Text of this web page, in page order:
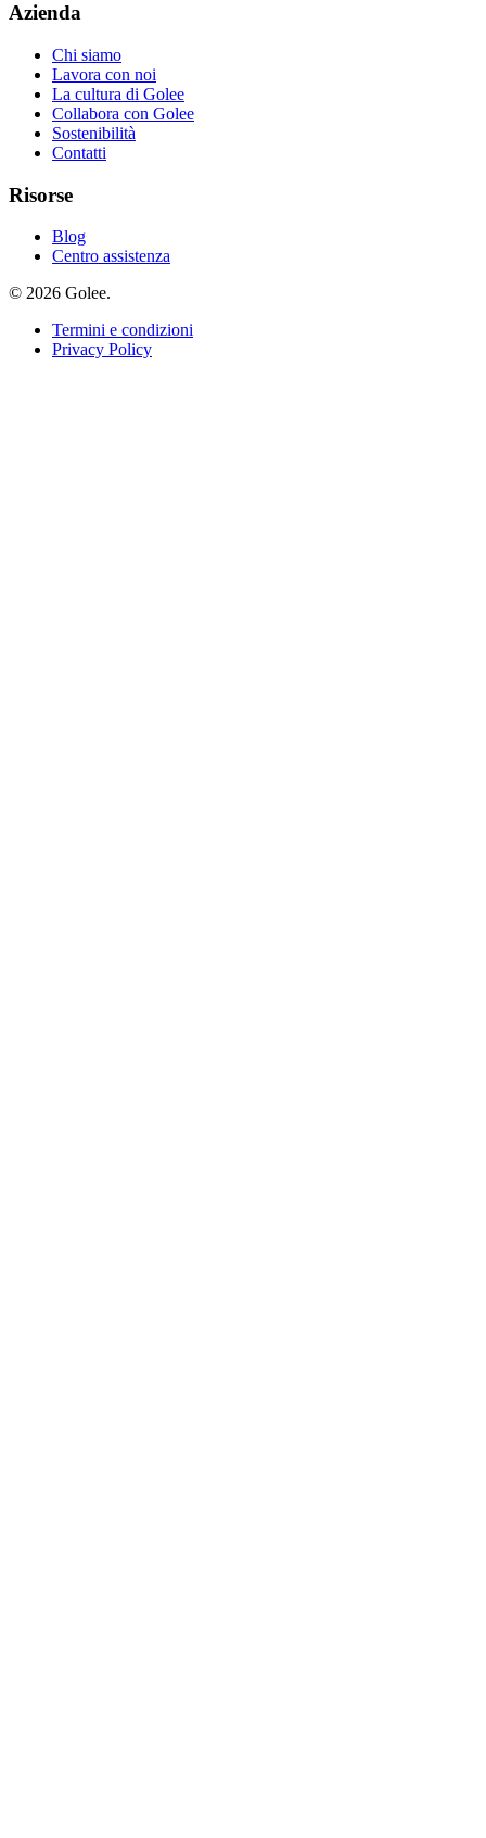
Azienda
Chi siamo
Lavora con noi
La cultura di Golee
Collabora con Golee
Sostenibilità
Contatti
Risorse
Blog
Centro assistenza
© 2026 Golee.
Termini e condizioni
Privacy Policy